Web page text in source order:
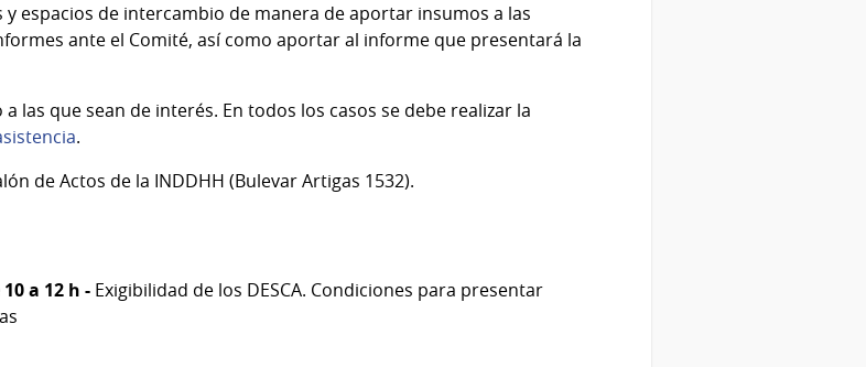
espacios de intercambio de manera de aportar insumos a las
ante el Comité, así como aportar al informe que presentará la
las que sean de interés. En todos los casos se debe realizar la
.
de Actos de la INDDHH (Bulevar Artigas 1532).
a 12 h - Exigibilidad de los DESCA. Condiciones para presentar